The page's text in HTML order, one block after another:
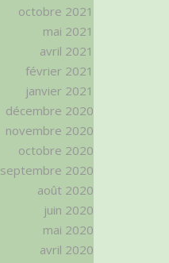
octobre 2021
mai 2021
avril 2021
février 2021
janvier 2021
décembre 2020
novembre 2020
octobre 2020
septembre 2020
août 2020
juin 2020
mai 2020
avril 2020